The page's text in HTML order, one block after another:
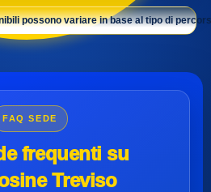
possono variare in base al tipo di
FAQ SEDE
frequenti su
Treviso